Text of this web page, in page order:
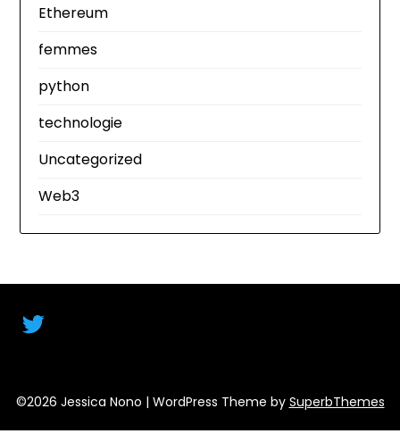
Ethereum
femmes
python
technologie
Uncategorized
Web3
Twitter
©2026 Jessica Nono | WordPress Theme by SuperbThemes